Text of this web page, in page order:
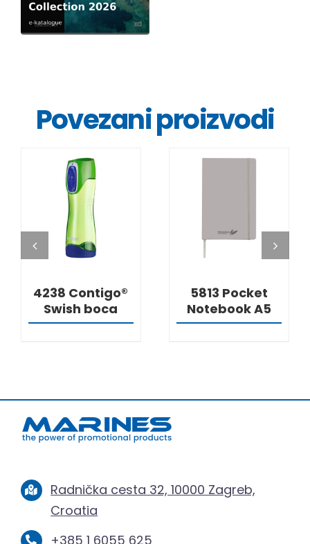
Povezani proizvodi
DETALJI
4238 Contigo®
Swish boca
5813 Pocket
Notebook A5
Radnička cesta 32, 10000 Zagreb,
Croatia
+385 1 6055 625